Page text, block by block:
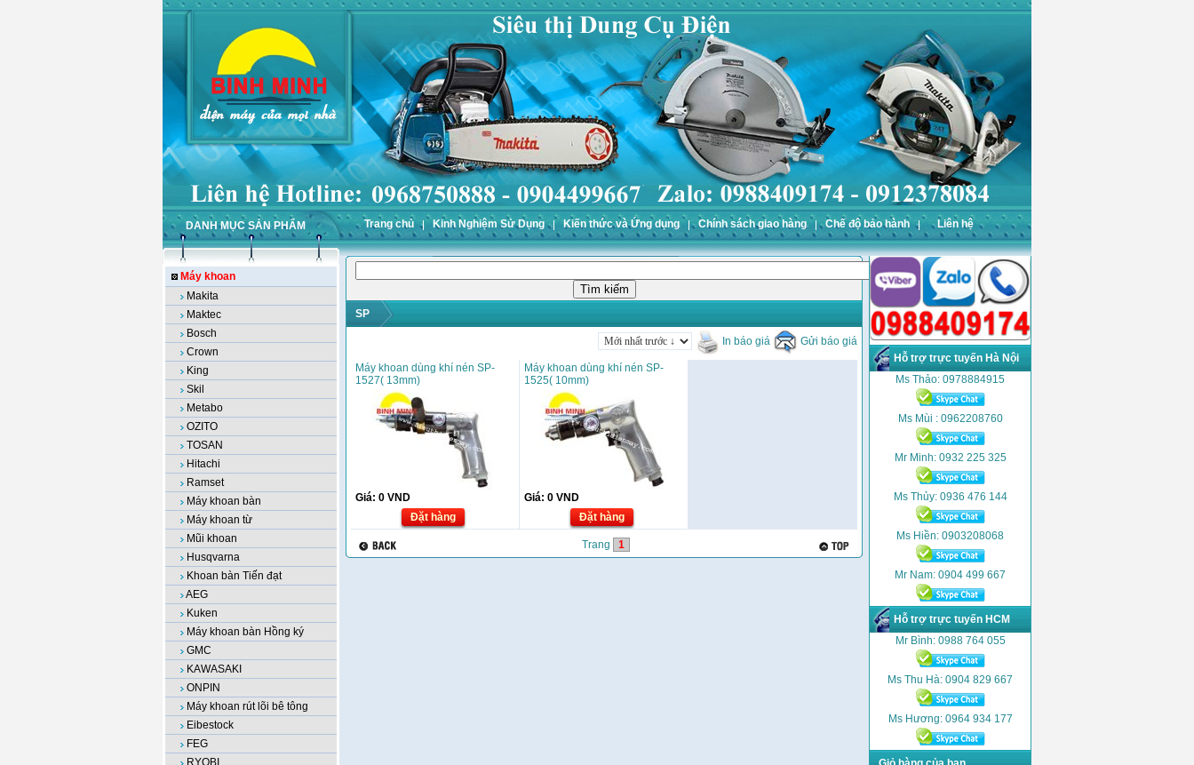
DANH MỤC SẢN PHẨM Trang chủ Kinh Nghiệm Sử Dụng Kiến thức và Ứng dụng Chính sách giao hàng Chế độ bảo hành Liên hệ
Máy khoan
Makita
Maktec
Bosch
Crown
King
Skil
Metabo
OZITO
TOSAN
Hitachi
Ramset
Máy khoan bàn
Máy khoan từ
Mũi khoan
Husqvarna
Khoan bàn Tiến đạt
AEG
Kuken
Máy khoan bàn Hồng ký
GMC
KAWASAKI
ONPIN
Máy khoan rút lõi bê tông
Eibestock
FEG
RYOBI
SP
In báo giá Gửi báo giá
Máy khoan dùng khí nén SP-
1527( 13mm)
Giá: 0 VND
Đặt hàng
Máy khoan dùng khí nén SP-
1525( 10mm)
Giá: 0 VND
Đặt hàng
Trang 1
Hỗ trợ trực tuyến Hà Nội
Ms Thảo: 0978884915
Ms Mùi : 0962208760
Mr Minh: 0932 225 325
Ms Thủy: 0936 476 144
Ms Hiền: 0903208068
Mr Nam: 0904 499 667
Hỗ trợ trực tuyến HCM
Mr Bình: 0988 764 055
Ms Thu Hà: 0904 829 667
Ms Hương: 0964 934 177